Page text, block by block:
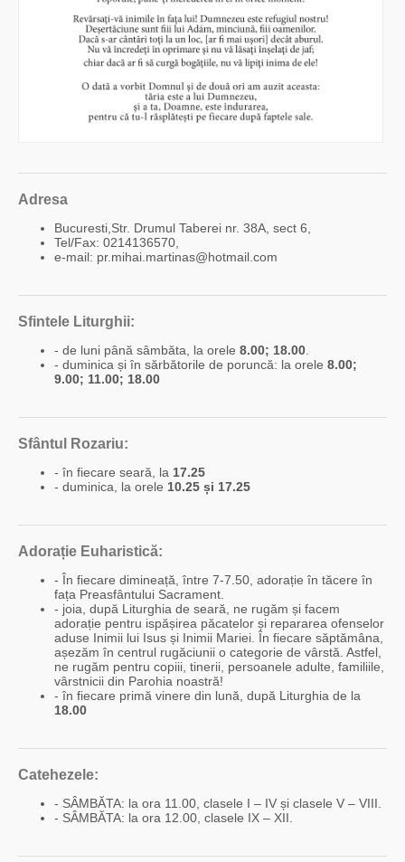
Adresa
Bucuresti,Str. Drumul Taberei nr. 38A, sect 6,
Tel/Fax: 0214136570,
e-mail: pr.mihai.martinas@hotmail.com
Sfintele Liturghii:
- de luni până sâmbăta, la orele 8.00; 18.00.
- duminica și în sărbătorile de poruncă: la orele 8.00;
9.00; 11.00; 18.00
Sfântul Rozariu:
- în fiecare seară, la 17.25
- duminica, la orele 10.25 și 17.25
Adorație Euharistică:
- În fiecare dimineață, între 7-7.50, adorație în tăcere în
fața Preasfântului Sacrament.
- joia, după Liturghia de seară, ne rugăm și facem
adorație pentru ispășirea păcatelor și repararea ofenselor
aduse Inimii lui Isus și Inimii Mariei. În fiecare săptămâna,
așezăm în centrul rugăciunii o categorie de vârstă. Astfel,
ne rugăm pentru copiii, tinerii, persoanele adulte, familiile,
vârstnicii din Parohia noastră!
- în fiecare primă vinere din lună, după Liturghia de la
18.00
Catehezele:
- SÂMBĂTA: la ora 11.00, clasele I – IV și clasele V – VIII.
- SÂMBĂTA: la ora 12.00, clasele IX – XII.